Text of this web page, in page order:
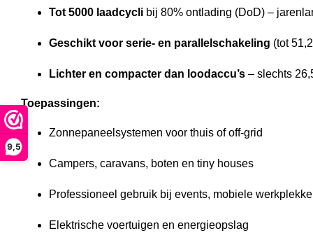
9,5
Tot 5000 laadcycli bij 80% ontlading (DoD) –
Geschikt voor serie- en parallelschakeling (tot
Lichter en compacter dan loodaccu’s – slechts
Toepassingen:
Zonnepaneelsystemen voor thuis of off-grid
Campers, caravans, boten en tiny houses
Professioneel gebruik bij events, mobiele
Elektrische voertuigen en energieopslag